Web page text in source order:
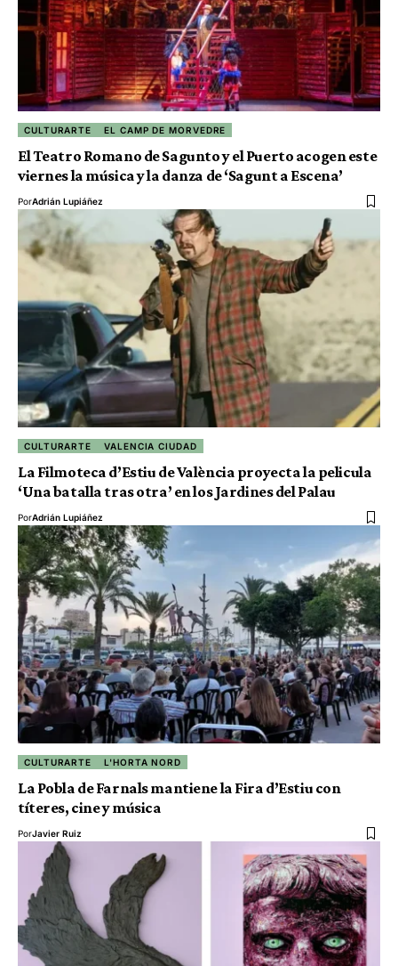
CULTURARTE EL CAMP DE MORVEDRE
El Teatro Romano de Sagunto y el Puerto acogen este
viernes la música y la danza de ‘Sagunt a Escena’
PorAdrián Lupiáñez
CULTURARTE VALENCIA CIUDAD
La Filmoteca d’Estiu de València proyecta la pelicula
‘Una batalla tras otra’ en los Jardines del Palau
PorAdrián Lupiáñez
CULTURARTE L'HORTA NORD
La Pobla de Farnals mantiene la Fira d’Estiu con
títeres, cine y música
PorJavier Ruiz